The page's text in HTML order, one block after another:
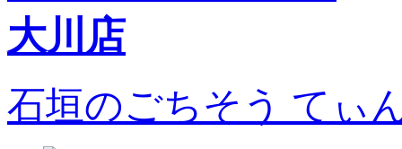
石垣のごちそう てぃ